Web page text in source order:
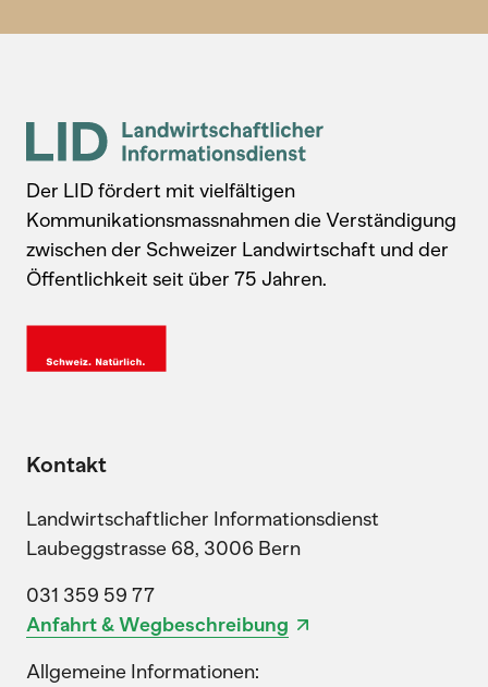
Der LID fördert mit vielfältigen
Kommunikationsmassnahmen die Verständigung
zwischen der Schweizer Landwirtschaft und der
Öffentlichkeit seit über 75 Jahren.
Kontakt
Landwirtschaftlicher Informationsdienst
Laubeggstrasse 68, 3006 Bern
031 359 59 77
Anfahrt & Wegbeschreibung
Allgemeine Informationen: